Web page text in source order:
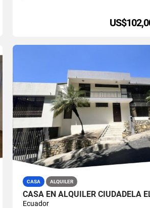
CASA ALQUILER
Ecuador